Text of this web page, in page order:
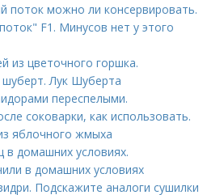
поток можно ли консервировать.
F1. Минусов нет у этого
из цветочного горшка.
Лук Шуберта
переспелыми.
соковарки, как использовать.
яблочного жмыха
в домашних условиях.
в домашних условиях
Подскажите аналоги сушилки